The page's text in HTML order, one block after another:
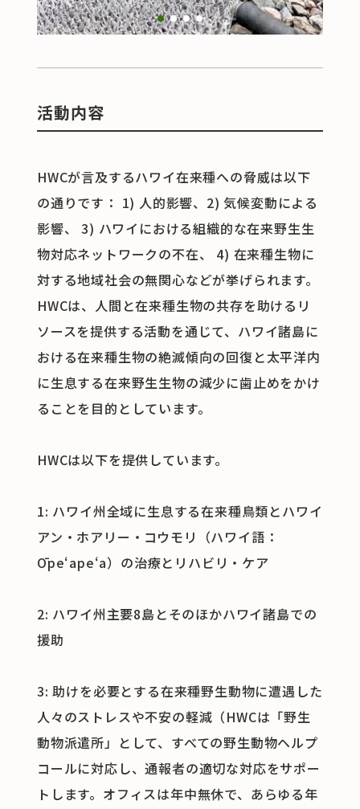
1 2 3 4
活動内容
HWCが言及するハワイ在来種への脅威は以下
の通りです： 1) 人的影響、2) 気候変動による
影響、 3) ハワイにおける組織的な在来野生生
物対応ネットワークの不在、 4) 在来種生物に
対する地域社会の無関心などが挙げられます。
HWCは、人間と在来種生物の共存を助けるリ
ソースを提供する活動を通じて、ハワイ諸島に
おける在来種生物の絶滅傾向の回復と太平洋内
に生息する在来野生生物の減少に歯止めをかけ
ることを目的としています。
HWCは以下を提供しています。
1: ハワイ州全域に生息する在来種鳥類とハワイ
アン・ホアリー・コウモリ（ハワイ語：
Ōpeʻapeʻa）の治療とリハビリ・ケア
2: ハワイ州主要8島とそのほかハワイ諸島での
援助
3: 助けを必要とする在来種野生動物に遭遇した
人々のストレスや不安の軽減（HWCは「野生
動物派遣所」として、すべての野生動物ヘルプ
コールに対応し、通報者の適切な対応をサポー
トします。オフィスは年中無休で、あらゆる年